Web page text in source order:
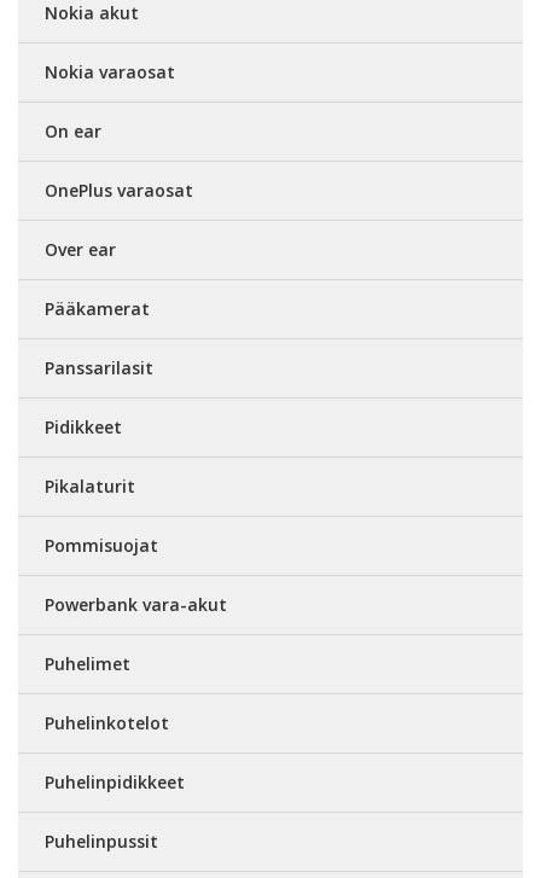
Nokia akut
Nokia varaosat
On ear
OnePlus varaosat
Over ear
Pääkamerat
Panssarilasit
Pidikkeet
Pikalaturit
Pommisuojat
Powerbank vara-akut
Puhelimet
Puhelinkotelot
Puhelinpidikkeet
Puhelinpussit